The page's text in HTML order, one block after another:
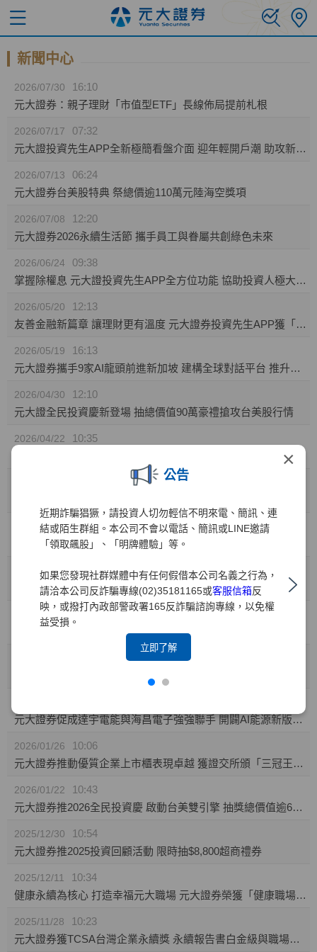
×
公告
近期詐騙猖獗，請投資人切勿輕信不明來電、簡訊、連
結或陌生群組。本公司不會以電話、簡訊或LINE邀請
「領取飆股」、「明牌體驗」等。
如果您發現社群媒體中有任何假借本公司名義之行為，
請洽本公司反詐騙專線(02)35181165或客服信箱反
映，或撥打內政部警政署165反詐騙諮詢專線，以免權
益受損。
立即了解
新聞中心
2026/07/30
16:10
元大證券：親子理財「市值型ETF」長線佈局提前札根
2026/07/17
07:32
元大證投資先生APP全新極簡看盤介面 迎年輕開戶潮 助攻新生代投資人效率布局
2026/07/13
06:24
元大證券台美股特典 祭總價逾110萬元陸海空獎項
2026/07/08
12:20
元大證券2026永續生活節 攜手員工與眷屬共創綠色未來
2026/06/24
09:38
掌握除權息 元大證投資先生APP全方位功能 協助投資人極大化資產效益
2026/05/20
12:13
友善金融新篇章 讓理財更有溫度 元大證券投資先生APP獲「無障礙認證」
2026/05/19
16:13
元大證券攜手9家AI龍頭前進新加坡 建構全球對話平台 推升台灣AI價值鏈國際能見度
2026/04/30
12:10
元大證全民投資慶新登場 抽總價值90萬豪禮搶攻台美股行情
2026/04/22
10:35
2026/03/31
10:41
2026/03/27
10:41
金融科技與服務雙引擎 元大證券勇奪財訊六大獎、締造十一連霸
2026/03/02
15:15
元大權證開春好禮 月月抽88,000元禮券
元大證券促成達宇電能與海昌電子強強聯手 開闢AI能源新版圖 推動永續經營與傳承
2026/01/26
10:06
元大證券推動優質企業上市櫃表現卓越 獲證交所頒「三冠王」及櫃買中心肯定
2026/01/22
10:43
元大證券推2026全民投資慶 啟動台美雙引擎 抽獎總價值逾60萬
2025/12/30
10:54
元大證券推2025投資回顧活動 限時抽$8,800超商禮券
2025/12/11
10:34
健康永續為核心 打造幸福元大職場 元大證券榮獲「健康職場標竿獎」銅獎
2025/11/28
10:23
元大證券獲TCSA台灣企業永續獎 永續報告書白金級與職場福祉領袖獎雙項肯定